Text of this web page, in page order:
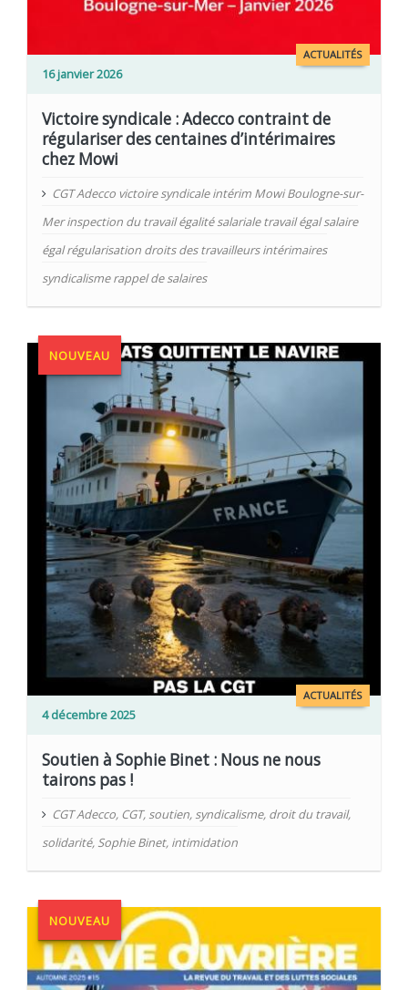
ACTUALITÉS
16 janvier 2026
Victoire syndicale : Adecco contraint de
régulariser des centaines d’intérimaires
chez Mowi
CGT Adecco victoire syndicale intérim Mowi Boulogne-sur-
Mer inspection du travail égalité salariale travail égal salaire
égal régularisation droits des travailleurs intérimaires
syndicalisme rappel de salaires
NOUVEAU
ACTUALITÉS
4 décembre 2025
Soutien à Sophie Binet : Nous ne nous
tairons pas !
CGT Adecco, CGT, soutien, syndicalisme, droit du travail,
solidarité, Sophie Binet, intimidation
NOUVEAU